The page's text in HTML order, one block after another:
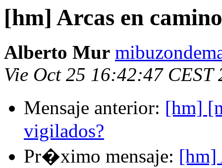
[hm] Arcas en camino
Alberto Mur
Vie Oct 25 16:42:47 CEST
Mensaje anterior: [hm]
vigilados?
Pr�ximo mensaje: [hm]